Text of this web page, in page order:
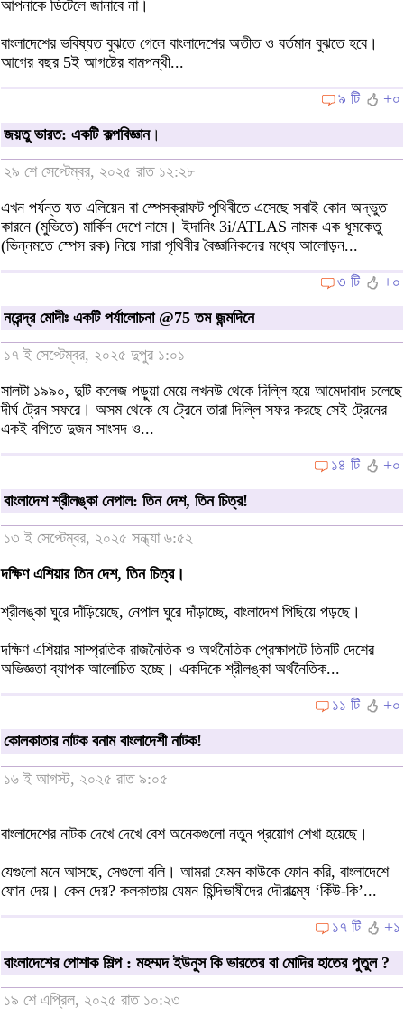
আপনাকে ডিটেলে জানাবে না।
বাংলাদেশের ভবিষ্যত বুঝতে গেলে বাংলাদেশের অতীত ও বর্তমান বুঝতে হবে।
আগের বছর 5ই আগষ্টের বামপন্থী...
৯ টি
+০
জয়তু ভারত: একটি কল্পবিজ্ঞান।
২৯ শে সেপ্টেম্বর, ২০২৫ রাত ১২:২৮
এখন পর্যন্ত যত এলিয়েন বা স্পেসক্রাফট পৃথিবীতে এসেছে সবাই কোন অদ্ভুত
কারনে (মুভিতে) মার্কিন দেশে নামে। ইদানিং 3i/ATLAS নামক এক ধূমকেতু
(ভিন্নমতে স্পেস রক) নিয়ে সারা পৃথিবীর বৈজ্ঞানিকদের মধ্যে আলোড়ন...
৩ টি
+০
নরেন্দ্র মোদীঃ একটি পর্যালোচনা @75 তম জন্মদিনে
১৭ ই সেপ্টেম্বর, ২০২৫ দুপুর ১:০১
সালটা ১৯৯০, দুটি কলেজ পড়ুয়া মেয়ে লখনউ থেকে দিল্লি হয়ে আমেদাবাদ চলেছে
দীর্ঘ ট্রেন সফরে। অসম থেকে যে ট্রেনে তারা দিল্লি সফর করছে সেই ট্রেনের
একই বগিতে দুজন সাংসদ ও...
১৪ টি
+০
বাংলাদেশ শ্রীলঙ্কা নেপাল: তিন দেশ, তিন চিত্র!
১৩ ই সেপ্টেম্বর, ২০২৫ সন্ধ্যা ৬:৫২
দক্ষিণ এশিয়ার তিন দেশ, তিন চিত্র।
শ্রীলঙ্কা ঘুরে দাঁড়িয়েছে, নেপাল ঘুরে দাঁড়াচ্ছে, বাংলাদেশ পিছিয়ে পড়ছে।
দক্ষিণ এশিয়ার সাম্প্রতিক রাজনৈতিক ও অর্থনৈতিক প্রেক্ষাপটে তিনটি দেশের
অভিজ্ঞতা ব্যাপক আলোচিত হচ্ছে। একদিকে শ্রীলঙ্কা অর্থনৈতিক...
১১ টি
+০
কোলকাতার নাটক বনাম বাংলাদেশী নাটক!
১৬ ই আগস্ট, ২০২৫ রাত ৯:০৫
বাংলাদেশের নাটক দেখে দেখে বেশ অনেকগুলো নতুন প্রয়োগ শেখা হয়েছে।
যেগুলো মনে আসছে, সেগুলো বলি। আমরা যেমন কাউকে ফোন করি, বাংলাদেশে
ফোন দেয়। কেন দেয়? কলকাতায় যেমন হিন্দিভাষীদের দৌরাত্ম্যে ‘কিঁউ-কি’...
১৭ টি
+১
বাংলাদেশের পোশাক শিল্প : মহম্মদ ইউনুস কি ভারতের বা মোদির হাতের পুতুল ?
১৯ শে এপ্রিল, ২০২৫ রাত ১০:২৩